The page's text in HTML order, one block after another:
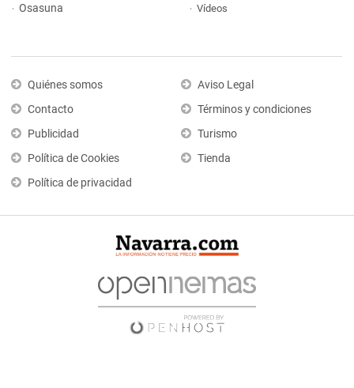
Osasuna
Vídeos
Quiénes somos
Contacto
Publicidad
Política de Cookies
Política de privacidad
Aviso Legal
Términos y condiciones
Turismo
Tienda